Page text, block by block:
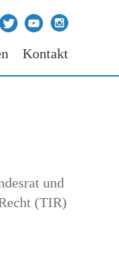
Kontakt
und
(TIR)